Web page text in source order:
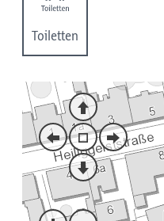
Toiletten